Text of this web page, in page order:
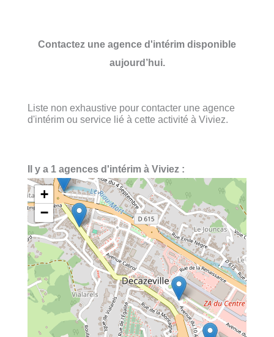
Contactez une agence d'intérim disponible
aujourd’hui.
Liste non exhaustive pour contacter une agence
d'intérim ou service lié à cette activité à Viviez.
Il y a 1 agences d'intérim à Viviez :
+
−